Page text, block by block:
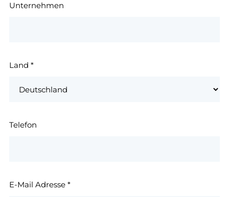
Unternehmen
Land *
Telefon
E-Mail Adresse *